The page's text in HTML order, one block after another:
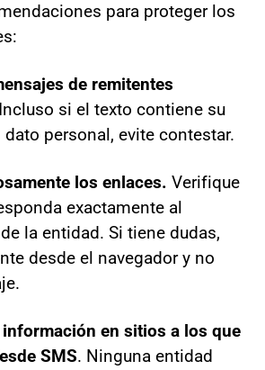
para proteger los
de remitentes
si el texto contiene su
personal, evite contestar.
los enlaces. Verifique
exactamente al
la entidad. Si tiene dudas,
desde el navegador y no
en sitios a los que
SMS. Ninguna entidad